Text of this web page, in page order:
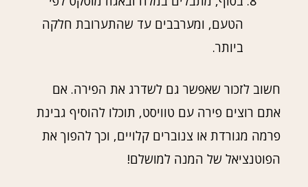
הטעם, ומערבבים עד שהתערובת חלקה
ביותר.
חשוב לזכור שאפשר גם לשדרג את הפירה. אם
אתם רוצים פירה עם טוויסט, תוכלו להוסיף גבינת
פרמה מגורדת או צנוברים קלויים, וכך להפוך את
הפוטנציאל של המנה למושלם!